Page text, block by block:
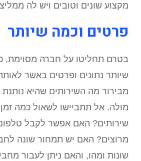
מקצוע שונים וטובים ויש לה
פרטים וכמה שיותר
בטרם תחליטו על חברה מסוימת,
שיותר נתונים ופרטים באשר
מבירור מה השירותים שהיא נותנת
מולה. אל תתביישו לשאול כמה
שירותים? האם אפשר לקבל
מרוצים? האם יש תמחור שונה
שונות ומהו, והאם ניתן לעבור